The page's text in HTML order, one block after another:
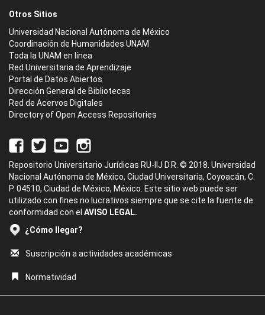
Otros Sitios
Universidad Nacional Autónoma de México
Coordinación de Humanidades UNAM
Toda la UNAM en línea
Red Universitaria de Aprendizaje
Portal de Datos Abiertos
Dirección General de Bibliotecas
Red de Acervos Digitales
Directory of Open Access Repositories
Repositorio Universitario Jurídicas RU-IIJ D.R. © 2018. Universidad
Nacional Autónoma de México, Ciudad Universitaria, Coyoacán, C.
P. 04510, Ciudad de México, México. Este sitio web puede ser
utilizado con fines no lucrativos siempre que se cite la fuente de
conformidad con el AVISO LEGAL.
¿Cómo llegar?
Suscripción a actividades académicas
Normatividad